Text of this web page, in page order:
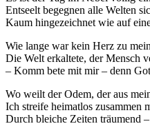
Entseelt begegnen alle Welten
Kaum hingezeichnet wie auf
Wie lange war kein Herz zu
Die Welt erkaltete, der Mensch
– Komm bete mit mir – denn
Wo weilt der Odem, der aus
Ich streife heimatlos zusammen
Durch bleiche Zeiten träumend